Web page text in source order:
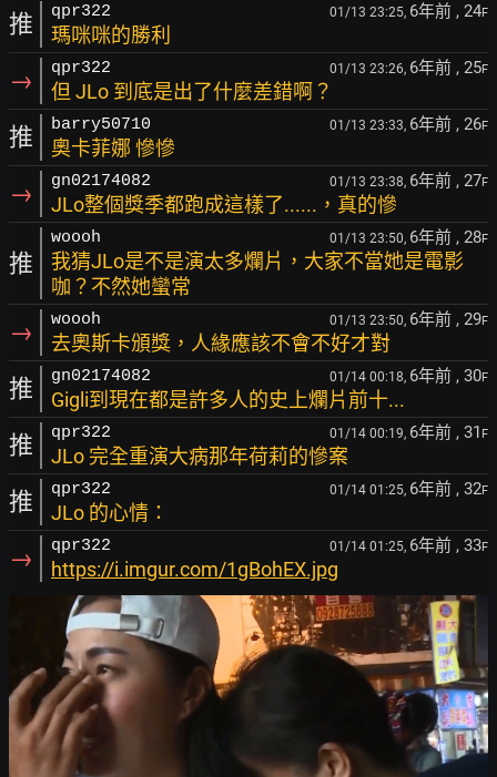
推 qpr322 01/13 23:25, 6年前 , 24F
瑪咪咪的勝利
→ qpr322 01/13 23:26, 6年前 , 25F
但 JLo 到底是出了什麼差錯啊？
推 barry50710 01/13 23:33, 6年前 , 26F
奧卡菲娜 慘慘
→ gn02174082 01/13 23:38, 6年前 , 27F
JLo整個獎季都跑成這樣了......，真的慘
推
woooh 01/13 23:50, 6年前 , 28F
我猜JLo是不是演太多爛片，大家不當她是電影
咖？不然她蠻常
→ woooh 01/13 23:50, 6年前 , 29F
去奧斯卡頒獎，人緣應該不會不好才對
推 gn02174082 01/14 00:18, 6年前 , 30F
Gigli到現在都是許多人的史上爛片前十...
推 qpr322 01/14 00:19, 6年前 , 31 F
JLo 完全重演大病那年荷莉的慘案
推 qpr322 01/14 01:25, 6年前 , 32F
JLo 的心情：
→ qpr322 01/14 01:25, 6年前 , 33F
https://i.imgur.com/1gBohEX.jpg